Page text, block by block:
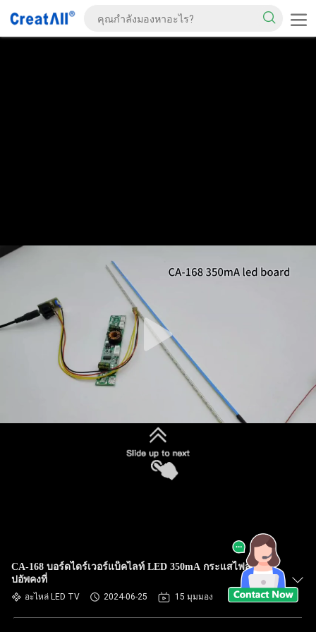
CA-168 บอร์ดไดร์เวอร์แบ็คไลท์ LED 350mA กระแสไฟสเต็
ปอัพคงที่
อะไหล่ LED TV 2024-06-25 15 มุมมอง